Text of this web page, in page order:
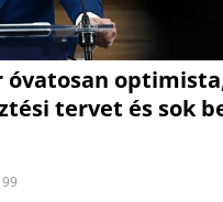
óvatosan
tervet és sok
99